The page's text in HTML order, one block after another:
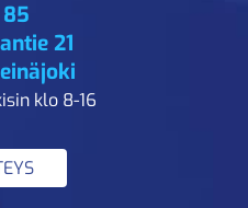
85
21
klo 8-16